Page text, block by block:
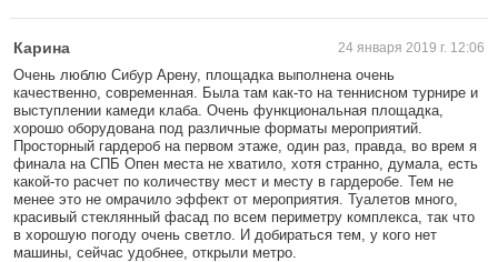
Карина 24 января 2019 г. 12:06
Очень люблю Сибур Арену, площадка выполнена очень
качественно, современная. Была там как-то на теннисном турнире и
выступлении камеди клаба. Очень функциональная площадка,
хорошо оборудована под различные форматы мероприятий.
Просторный гардероб на первом этаже, один раз, правда, во врем я
финала на СПБ Опен места не хватило, хотя странно, думала, есть
какой-то расчет по количеству мест и месту в гардеробе. Тем не
менее это не омрачило эффект от мероприятия. Туалетов много,
красивый стеклянный фасад по всем периметру комплекса, так что
в хорошую погоду очень светло. И добираться тем, у кого нет
машины, сейчас удобнее, открыли метро.